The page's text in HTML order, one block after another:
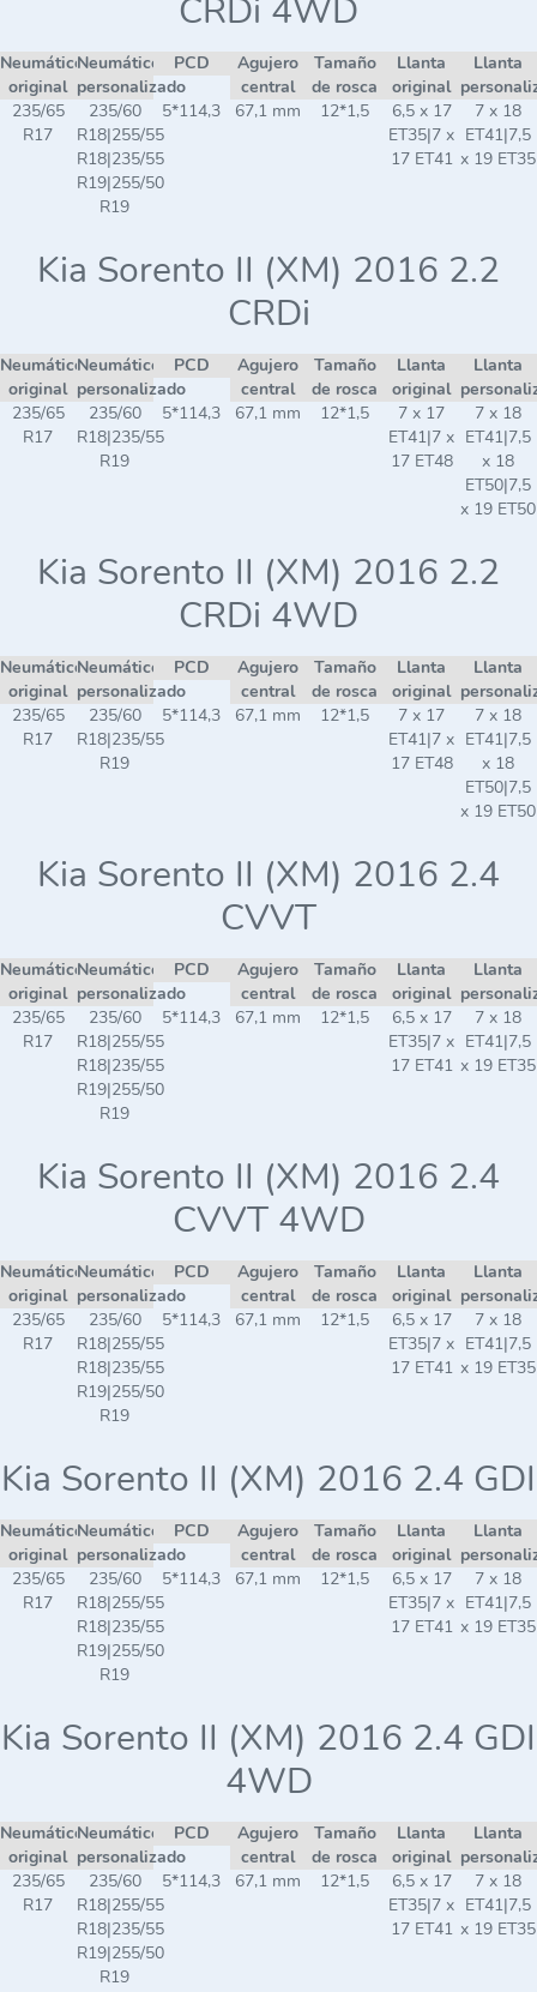
CRDi 4WD
Neumático
original
Neumático
personalizado
PCD
Agujero
central
Tamaño
de rosca
Llanta
original
Llanta
235/65
R17
235/60
R18|255/55
R18|235/55
R19|255/50
R19
5*114,3 67,1 mm 12*1,5
6,5 x 17
ET35|7 x
17 ET41
7 x 18
ET41|7,5
x 19 ET35
Kia Sorento II (XM) 2016 2.2
CRDi
Neumático
original
Neumático
personalizado
PCD
Agujero
central
Tamaño
de rosca
Llanta
original
Llanta
235/65
R17
235/60
R18|235/55
R19
5*114,3 67,1 mm 12*1,5
7 x 17
ET41|7 x
17 ET48
7 x 18
ET41|7,5
x 18
ET50|7,5
x 19 ET50
Kia Sorento II (XM) 2016 2.2
CRDi 4WD
Neumático
original
Neumático
personalizado
PCD
Agujero
central
Tamaño
de rosca
Llanta
original
Llanta
235/65
R17
235/60
R18|235/55
R19
5*114,3 67,1 mm 12*1,5
7 x 17
ET41|7 x
17 ET48
7 x 18
ET41|7,5
x 18
ET50|7,5
x 19 ET50
Kia Sorento II (XM) 2016 2.4
CVVT
Neumático
original
Neumático
personalizado
PCD
Agujero
central
Tamaño
de rosca
Llanta
original
Llanta
235/65
R17
235/60
R18|255/55
R18|235/55
R19|255/50
R19
5*114,3 67,1 mm 12*1,5
6,5 x 17
ET35|7 x
17 ET41
7 x 18
ET41|7,5
x 19 ET35
Kia Sorento II (XM) 2016 2.4
CVVT 4WD
Neumático
original
Neumático
personalizado
PCD
Agujero
central
Tamaño
de rosca
Llanta
original
Llanta
235/65
R17
235/60
R18|255/55
R18|235/55
R19|255/50
R19
5*114,3 67,1 mm 12*1,5
6,5 x 17
ET35|7 x
17 ET41
7 x 18
ET41|7,5
x 19 ET35
Kia Sorento II (XM) 2016 2.4 GDI
Neumático
original
Neumático
personalizado
PCD
Agujero
central
Tamaño
de rosca
Llanta
original
Llanta
235/65
R17
235/60
R18|255/55
R18|235/55
R19|255/50
R19
5*114,3 67,1 mm 12*1,5
6,5 x 17
ET35|7 x
17 ET41
7 x 18
ET41|7,5
x 19 ET35
Kia Sorento II (XM) 2016 2.4 GDI
4WD
Neumático
original
Neumático
personalizado
PCD
Agujero
central
Tamaño
de rosca
Llanta
original
Llanta
235/65
R17
235/60
R18|255/55
R18|235/55
R19|255/50
R19
5*114,3 67,1 mm 12*1,5
6,5 x 17
ET35|7 x
17 ET41
7 x 18
ET41|7,5
x 19 ET35